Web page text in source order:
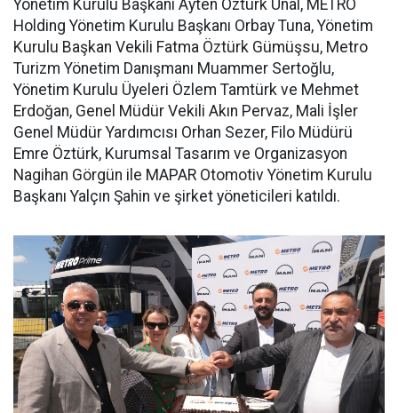
Yönetim Kurulu Başkanı Ayten Öztürk Ünal, METRO
Holding Yönetim Kurulu Başkanı Orbay Tuna, Yönetim
Kurulu Başkan Vekili Fatma Öztürk Gümüşsu, Metro
Turizm Yönetim Danışmanı Muammer Sertoğlu,
Yönetim Kurulu Üyeleri Özlem Tamtürk ve Mehmet
Erdoğan, Genel Müdür Vekili Akın Pervaz, Mali İşler
Genel Müdür Yardımcısı Orhan Sezer, Filo Müdürü
Emre Öztürk, Kurumsal Tasarım ve Organizasyon
Nagihan Görgün ile MAPAR Otomotiv Yönetim Kurulu
Başkanı Yalçın Şahin ve şirket yöneticileri katıldı.